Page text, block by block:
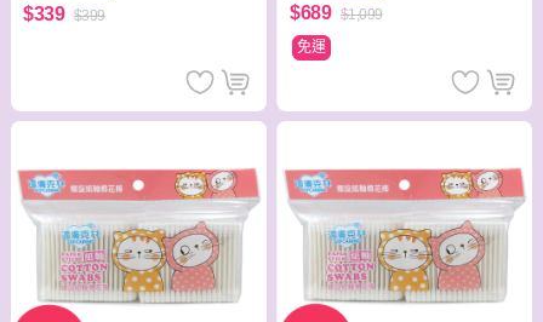
$339 $399 $689 $1,099
免運